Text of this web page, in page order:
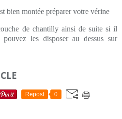
bien montée préparer votre vérine
de chantilly ainsi de suite si il
les disposer au dessus sur
Repost 0